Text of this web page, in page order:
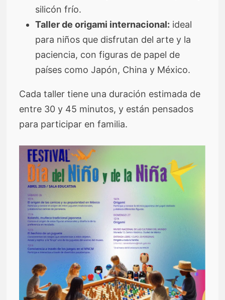
silicón frío.
Taller de origami internacional: ideal
para niños que disfrutan del arte y la
paciencia, con figuras de papel de
países como Japón, China y México.
Cada taller tiene una duración estimada de
entre 30 y 45 minutos, y están pensados
para participar en familia.